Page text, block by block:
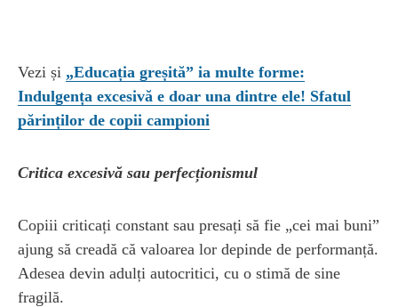
Vezi și „Educația greșită” ia multe forme:
Indulgența excesivă e doar una dintre ele! Sfatul
părinților de copii campioni
Critica excesivă sau perfecționismul
Copiii criticați constant sau presați să fie „cei mai buni”
ajung să creadă că valoarea lor depinde de performanță.
Adesea devin adulți autocritici, cu o stimă de sine
fragilă.